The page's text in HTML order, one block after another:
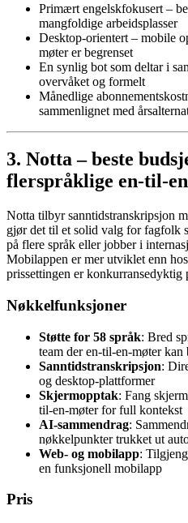
Primært engelskfokusert –
mangfoldige arbeidsplasser
Desktop-orientert – mobile
møter er begrenset
En synlig bot som deltar i
overvåket og formelt
Månedlige
sammenlignet med
3. Notta – beste
flerspråklige en-til-
Notta tilbyr sanntidstranskripsjon
gjør det til et solid valg for fagfolk
på flere språk eller jobber i
Mobilappen er mer utviklet enn
prissettingen er konkurransedyktig
Nøkkelfunksjoner
Støtte for 58 språk: Bred
team der en-til-en-møter
Sanntidstranskripsjon:
og desktop-plattformer
Skjermopptak: Fang
til-en-møter for full kontekst
AI-sammendrag:
nøkkelpunkter trukket ut
Web- og mobilapp:
en funksjonell mobilapp
Pris